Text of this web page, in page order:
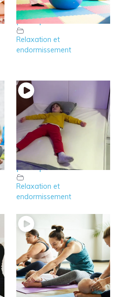
8 ans : Exemple
pratique
Relaxation et
endormissement
7′ – Relaxation de 3 à
5 ans : Exemple
pratique
Relaxation et
endormissement
6 – Relaxation avant
2 ans